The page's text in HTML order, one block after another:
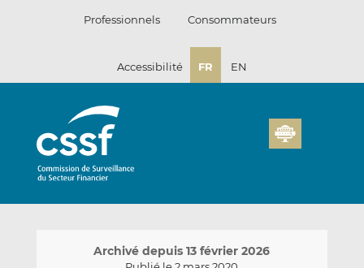
Professionnels Consommateurs
Accessibilité FR EN
Archivé depuis 13 février 2026